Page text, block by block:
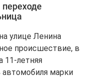
улице Ленина
происшествие, в
11-летняя
автомобиля марки